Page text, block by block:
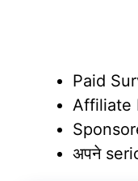
Paid
Affiliate
अपने